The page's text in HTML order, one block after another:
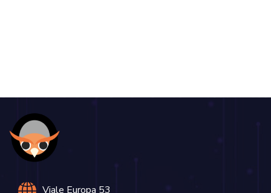
Viale Europa 53